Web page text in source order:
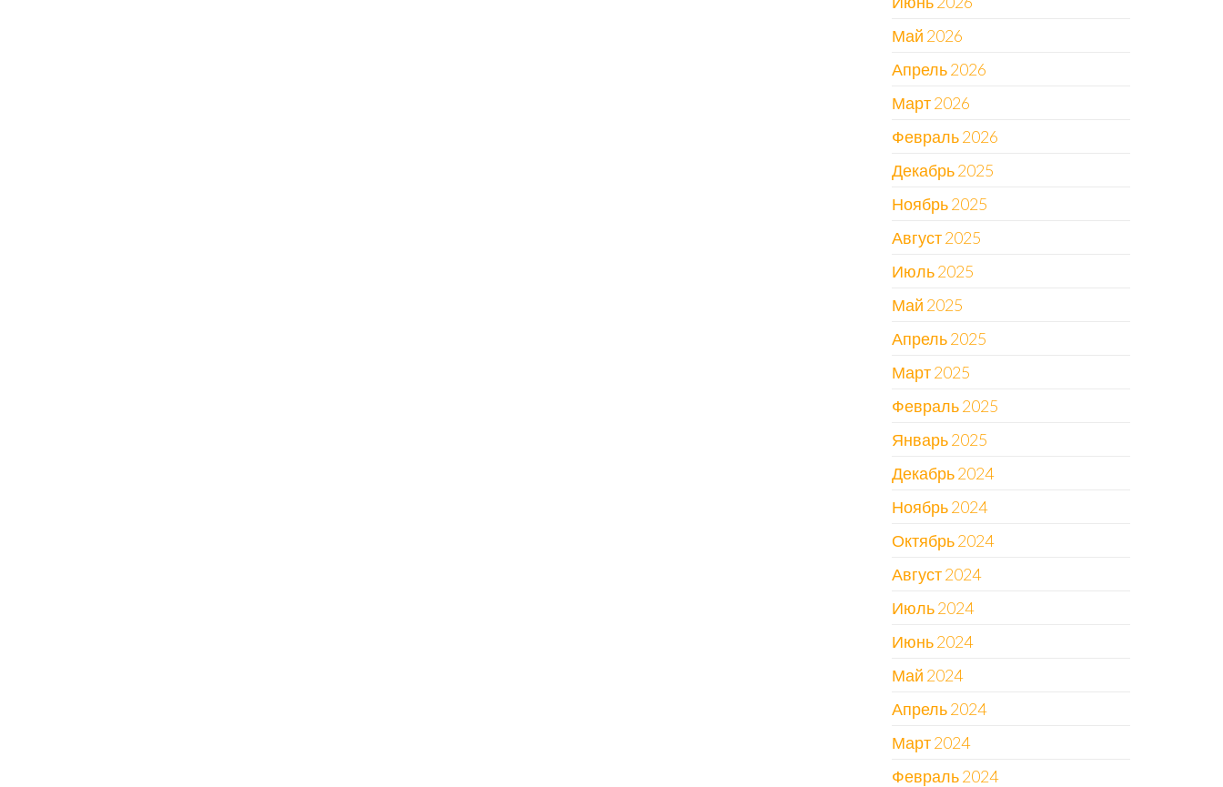
Май 2026
Апрель 2026
Март 2026
Февраль 2026
Декабрь 2025
Ноябрь 2025
Август 2025
Июль 2025
Май 2025
Апрель 2025
Март 2025
Февраль 2025
Январь 2025
Декабрь 2024
Ноябрь 2024
Октябрь 2024
Август 2024
Июль 2024
Июнь 2024
Май 2024
Апрель 2024
Март 2024
Февраль 2024